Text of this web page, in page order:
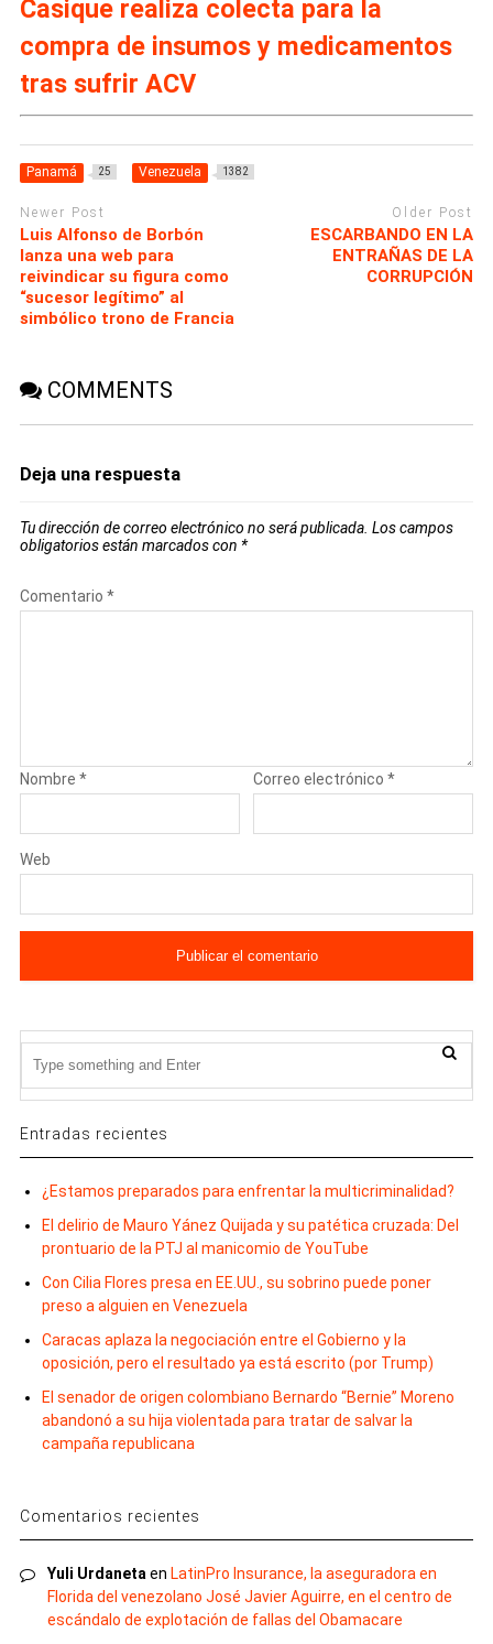
Casique realiza colecta para la
compra de insumos y medicamentos
tras sufrir ACV
Panamá 25 Venezuela 1382
Newer Post
Luis Alfonso de Borbón
lanza una web para
reivindicar su figura como
“sucesor legítimo” al
simbólico trono de Francia
Older Post
ESCARBANDO EN LA
ENTRAÑAS DE LA
CORRUPCIÓN
COMMENTS
Deja una respuesta
Tu dirección de correo electrónico no será publicada. Los campos
obligatorios están marcados con *
Comentario *
Nombre * Correo electrónico*
Web
Entradas recientes
¿Estamos preparados para enfrentar la multicriminalidad?
El delirio de Mauro Yánez Quijada y su patética cruzada: Del
prontuario de la PTJ al manicomio de YouTube
Con Cilia Flores presa en EE.UU., su sobrino puede poner
preso a alguien en Venezuela
Caracas aplaza la negociación entre el Gobierno y la
oposición, pero el resultado ya está escrito (por Trump)
El senador de origen colombiano Bernardo “Bernie” Moreno
abandonó a su hija violentada para tratar de salvar la
campaña republicana
Comentarios recientes
Yuli Urdaneta en LatinPro Insurance, la aseguradora en
Florida del venezolano José Javier Aguirre, en el centro de
escándalo de explotación de fallas del Obamacare